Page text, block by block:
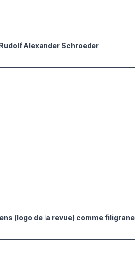
Alexander Schroeder
(logo de la revue) comme filigrane